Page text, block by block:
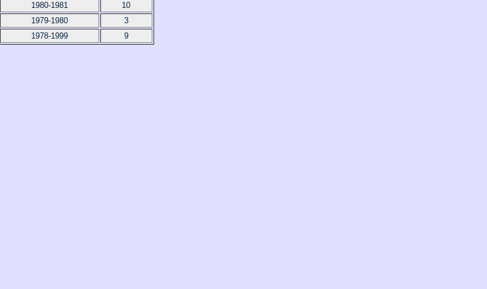
1980-1981
10
1979-1980
3
1978-1999
9